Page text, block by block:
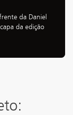
da Daniel
da edição